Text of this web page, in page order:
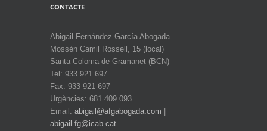
CONTACTE
Abigail Fernández García Abogada.
Mossèn Camil Rossell, 15 (local)
Santa Coloma de Gramanet (BCN)
Tel: 933 921 697
Fax: 933 921 697
Urgències: 681 409 093
Email: abigail@afgabogada.com
abigail.fg@icab.cat